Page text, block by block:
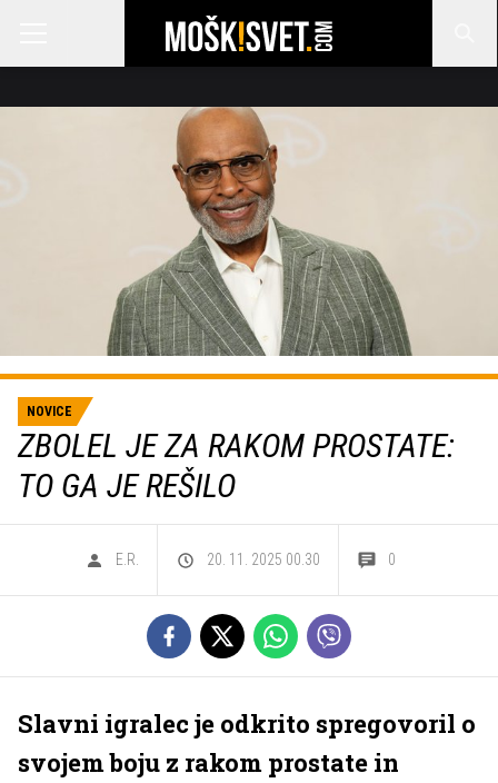
NOVICE
ZBOLEL JE ZA RAKOM PROSTATE:
TO GA JE REŠILO
E.R. 20. 11. 2025 00.30 0
Slavni igralec je odkrito spregovoril o
svojem boju z rakom prostate in